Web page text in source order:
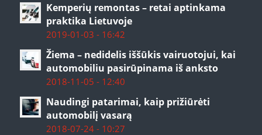
Kemperių remontas – retai aptinkama
praktika Lietuvoje
2019-01-03 - 16:42
Žiema – nedidelis iššūkis vairuotojui, kai
automobiliu pasirūpinama iš anksto
2018-11-05 - 12:40
Naudingi patarimai, kaip prižiūrėti
automobilį vasarą
2018-07-24 - 10:27